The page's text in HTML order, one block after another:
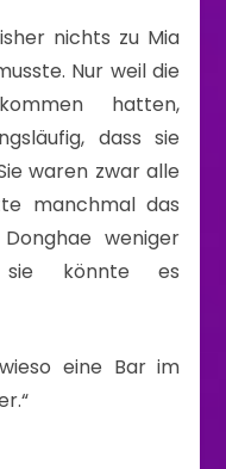
nichts zu Mia
Nur weil die
hatten,
dass sie
waren zwar alle
manchmal das
weniger
sie könnte es
eine Bar im